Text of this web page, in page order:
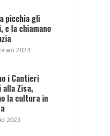
picchia gli
e la chiamano
2024
i Cantieri
Zisa,
la cultura in
2023